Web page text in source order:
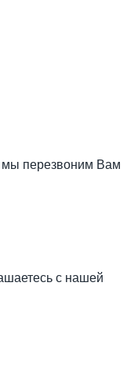
мы перезвоним Вам
с нашей